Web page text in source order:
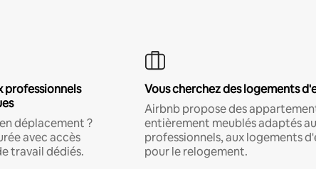
professionnels
déplacement ?
avec accès
travail dédiés.
Vous cherchez des logements
Airbnb propose des
entièrement meublés adaptés
professionnels, aux logements
pour le relogement.